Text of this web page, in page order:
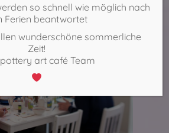
so schnell wie möglich nach
Ferien beantwortet
wunderschöne sommerliche
Zeit!
art café Team